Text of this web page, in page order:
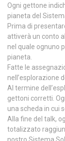
Ogni gettone
pianeta del
Prima di
attiverà un conto
nel quale ognuno
pianeta.
Fatte le
nell’esplorazione
Al termine
gettoni corretti.
una scheda in cui
Alla fine del talk,
totalizzato